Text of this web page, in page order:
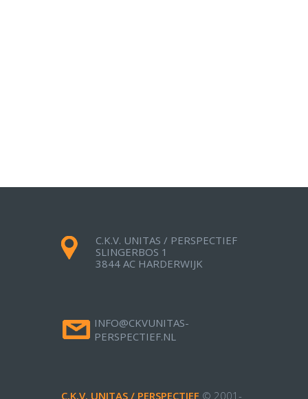
C.K.V. UNITAS / PERSPECTIEF
SLINGERBOS 1
3844 AC HARDERWIJK
INFO@CKVUNITAS-
PERSPECTIEF.NL
C.K.V. UNITAS / PERSPECTIEF © 2001-